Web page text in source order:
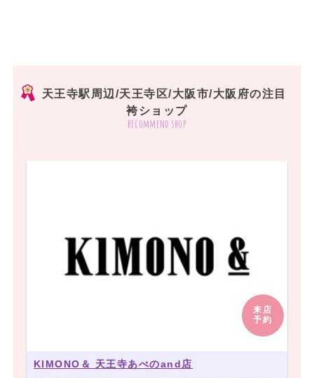
天王寺駅周辺/天王寺区/大阪市/大阪府の注目
袴ショップ
recommend shop
来店
予約
KIMONO＆ 天王寺あべのand店